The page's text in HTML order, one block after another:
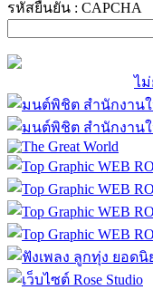
รหัสยืนยัน : CAPCHA
ไม่